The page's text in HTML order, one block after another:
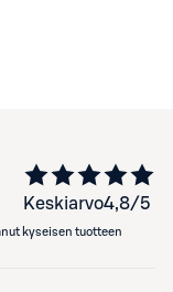
Keskiarvo4,8/5
kyseisen tuotteen